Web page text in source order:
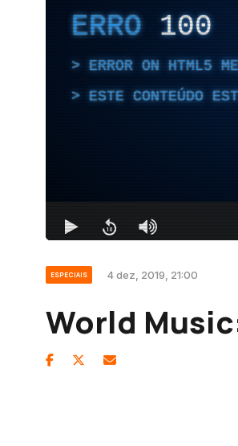
ESPECIAIS 4 dez, 2019, 21:00
World